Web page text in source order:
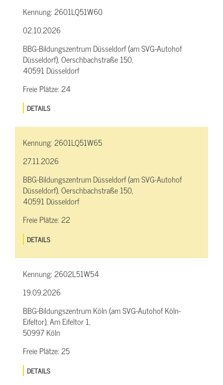
Kennung:2601LQ51W60
02.10.2026
BBG-Bildungszentrum Düsseldorf (am SVG-Autohof
Düsseldorf), Oerschbachstraße 150,
40591 Düsseldorf
Freie Plätze:24
DETAILS
Kennung:2601LQ51W65
27.11.2026
BBG-Bildungszentrum Düsseldorf (am SVG-Autohof
Düsseldorf), Oerschbachstraße 150,
40591 Düsseldorf
Freie Plätze:22
DETAILS
Kennung:2602L51W54
19.09.2026
BBG-Bildungszentrum Köln (am SVG-Autohof Köln-
Eifeltor), Am Eifeltor 1,
50997 Köln
Freie Plätze:25
DETAILS